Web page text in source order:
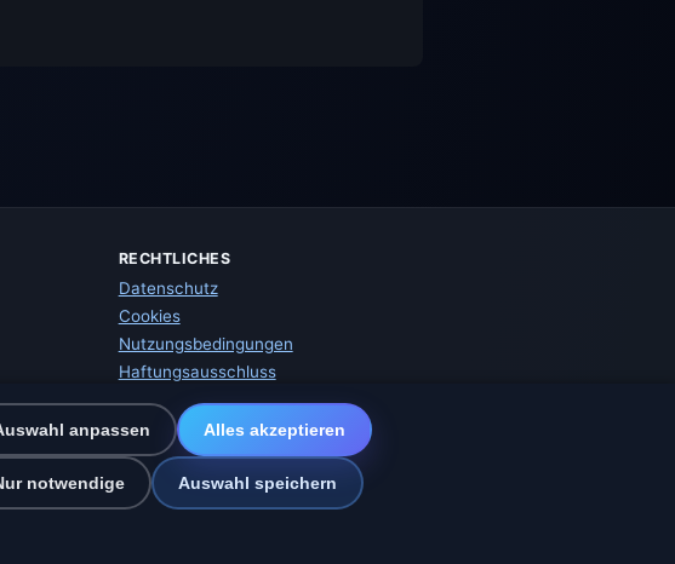
RECHTLICHES
Datenschutz
Cookies
Nutzungsbedingungen
Haftungsausschluss
Impressum
Wir helfen Tieren
Sitemap
Einstellungen
anpassen Alles akzeptieren
notwendige Auswahl speichern